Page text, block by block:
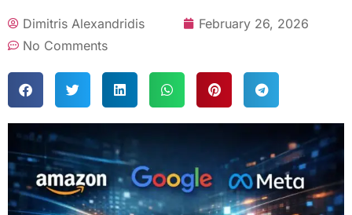
Dimitris Alexandridis
February 26, 2026
No Comments